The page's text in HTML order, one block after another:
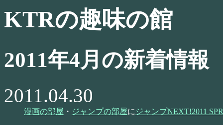
KTRの趣味の館
2011年4月の新着情報
2011.04.30
漫画の部屋 ・ ジャンプの部屋に ジャンプNEXT!2011